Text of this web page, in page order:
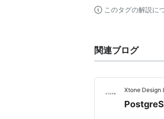
このタグの解説に
関連ブログ
Xtone Design